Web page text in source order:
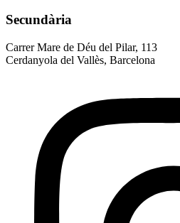
Secundària
Carrer Mare de Déu del Pilar, 113
Cerdanyola del Vallès, Barcelona